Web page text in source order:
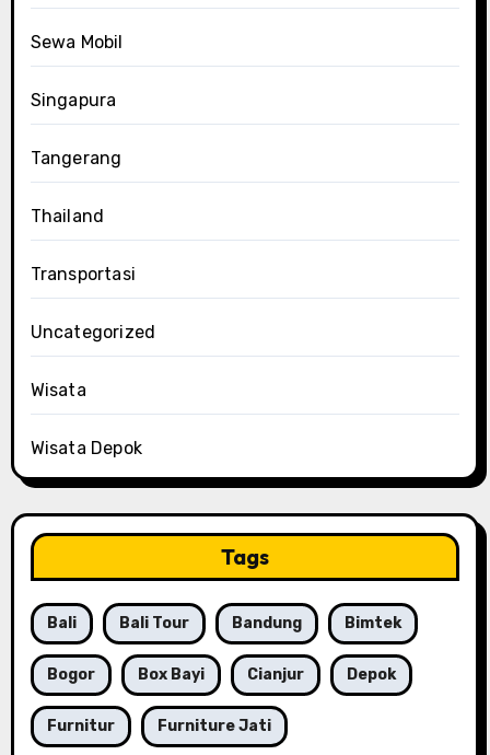
Sewa Mobil
Singapura
Tangerang
Thailand
Transportasi
Uncategorized
Wisata
Wisata Depok
Tags
Bali Bali Tour Bandung Bimtek
Bogor Box Bayi Cianjur Depok
Furnitur Furniture Jati